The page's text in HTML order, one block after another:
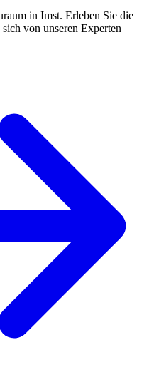
in Imst. Erleben Sie die
von unseren Experten